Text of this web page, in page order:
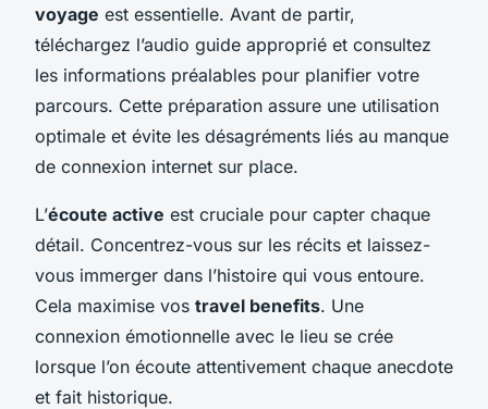
voyage est essentielle. Avant de partir,
téléchargez l’audio guide approprié et consultez
les informations préalables pour planifier votre
parcours. Cette préparation assure une utilisation
optimale et évite les désagréments liés au manque
de connexion internet sur place.
L’écoute active est cruciale pour capter chaque
détail. Concentrez-vous sur les récits et laissez-
vous immerger dans l’histoire qui vous entoure.
Cela maximise vos travel benefits. Une
connexion émotionnelle avec le lieu se crée
lorsque l’on écoute attentivement chaque anecdote
et fait historique.